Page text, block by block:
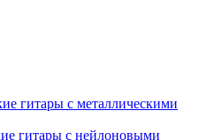
гитары с металлическими
гитары с нейлоновыми